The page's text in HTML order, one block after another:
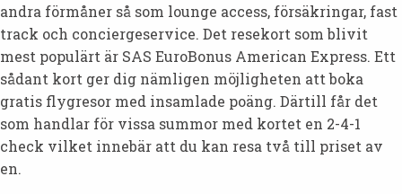
andra förmåner så som lounge access, försäkringar, fast
track och conciergeservice. Det resekort som blivit
mest populärt är SAS EuroBonus American Express. Ett
sådant kort ger dig nämligen möjligheten att boka
gratis flygresor med insamlade poäng. Därtill får det
som handlar för vissa summor med kortet en 2-4-1
check vilket innebär att du kan resa två till priset av
en.